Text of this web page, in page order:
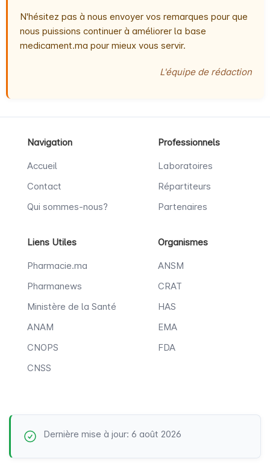
N'hésitez pas à nous envoyer vos remarques pour que
nous puissions continuer à améliorer la base
medicament.ma pour mieux vous servir.
L'équipe de rédaction
Navigation
Accueil
Contact
Qui sommes-nous?
Professionnels
Laboratoires
Répartiteurs
Partenaires
Liens Utiles
Pharmacie.ma
Pharmanews
Ministère de la Santé
ANAM
CNOPS
CNSS
Organismes
ANSM
CRAT
HAS
EMA
FDA
Dernière mise à jour: 6 août 2026